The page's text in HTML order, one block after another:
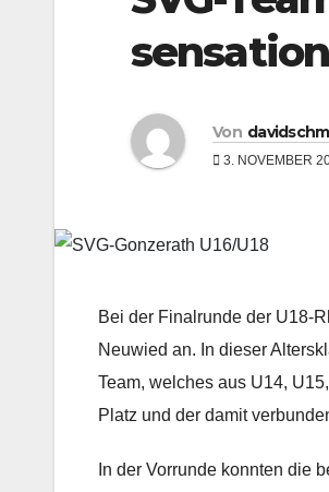
Von
3. NOVEMBER
Bei der Finalrunde der U18-
Neuwied an. In dieser
Team, welches aus U14,
Platz und der damit
In der Vorrunde konnten die